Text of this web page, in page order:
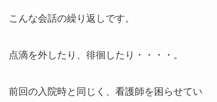
こんな会話の繰り返しです。
点滴を外したり、徘徊したり・・・・。
前回の入院時と同じく、看護師を困らせてい